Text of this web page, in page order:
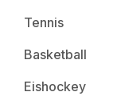
Tennis
Basketball
Eishockey